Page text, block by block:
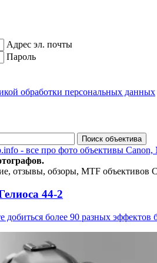
Адрес эл. почты
Пароль
обработки персональных данных
отзывы, обзоры, MTF объективов
44-2
более 90 разных эффектов